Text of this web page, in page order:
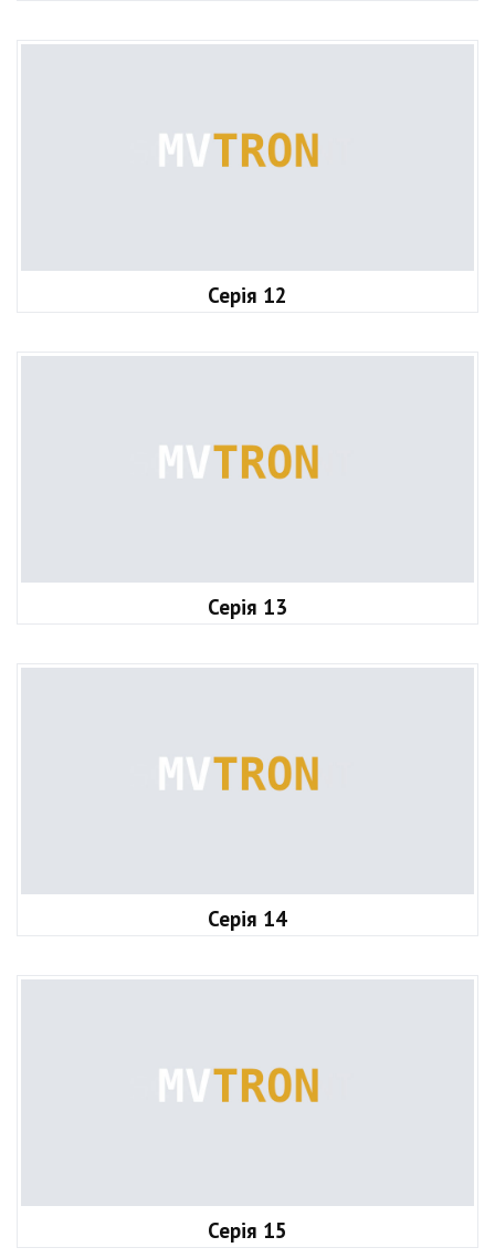
Серія 12
Серія 13
Серія 14
Серія 15